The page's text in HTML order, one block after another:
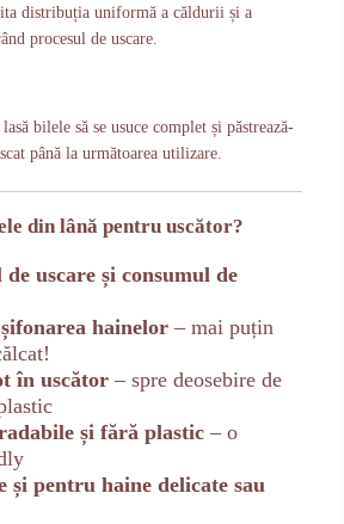
distribuția uniformă a căldurii și a
procesul de uscare.
bilele să se usuce complet și păstrează-
până la următoarea utilizare.
din lână pentru uscător?
uscare și consumul de
hainelor – mai puțin
în uscător – spre deosebire de
și fără plastic – o
și pentru haine delicate sau